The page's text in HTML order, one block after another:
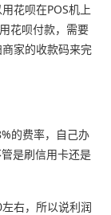
花呗在POS机上
花呗付款，需要
家的收款码来完
的费率，自己办
是刷信用卡还是
右，所以说利润